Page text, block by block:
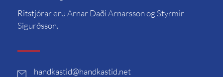
Ritstjórar eru Arnar Daði Arnarsson og Styrmir
Sigurðsson.
handkastid@handkastid.net